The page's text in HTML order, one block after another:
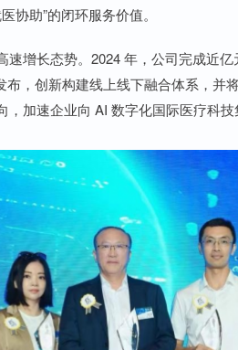
协助”的闭环服务价值。
速增长态势。2024 年，公司完成近
布，创新构建线上线下融合体系，并
加速企业向 AI 数字化国际医疗科技